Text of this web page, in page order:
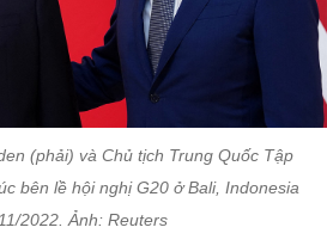
(phải) và Chủ tịch Trung Quốc Tập
bên lề hội nghị G20 ở Bali, Indonesia
2022. Ảnh: Reuters